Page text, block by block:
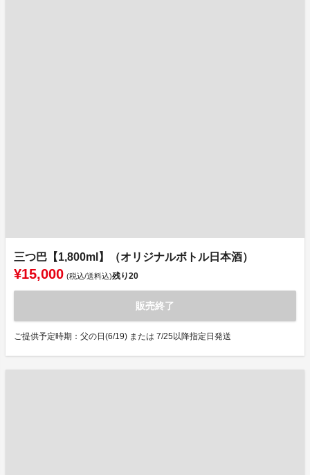
三つ巴【1,800ml】（オリジナルボトル日本酒）
¥15,000 (税込/送料込)残り20
販売終了
ご提供予定時期：父の日(6/19) または 7/25以降指定日発送